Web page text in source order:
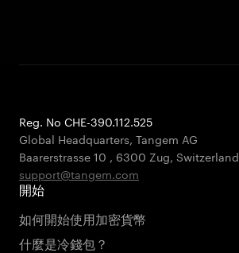
Reg. No CHE-390.112.525
Global Headquarters, Tangem AG
Baarerstrasse 10 , 6300 Zug, Switzerland
support@tangem.com
開始
如何開始使用加密貨幣
什麼是冷錢包？